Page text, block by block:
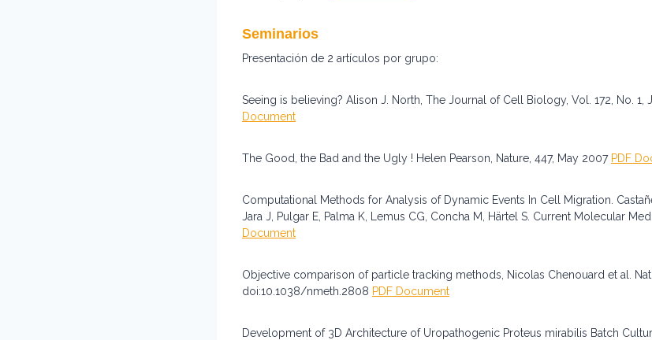
Seminarios
Presentación de 2 artículos por grupo:
Seeing is believing? Alison J. North, The Journal of Cell Biology, Vol. 172, No.
Document
The Good, the Bad and the Ugly ! Helen Pearson, Nature, 447, May 2007 PDF
Computational Methods for Analysis of Dynamic Events In Cell Migration.
Jara J, Pulgar E, Palma K, Lemus CG, Concha M, Härtel S. Current Molecular
Document
Objective comparison of particle tracking methods, Nicolas Chenouard et al.
doi:10.1038/nmeth.2808 PDF Document
Development of 3D Architecture of Uropathogenic Proteus mirabilis Batch